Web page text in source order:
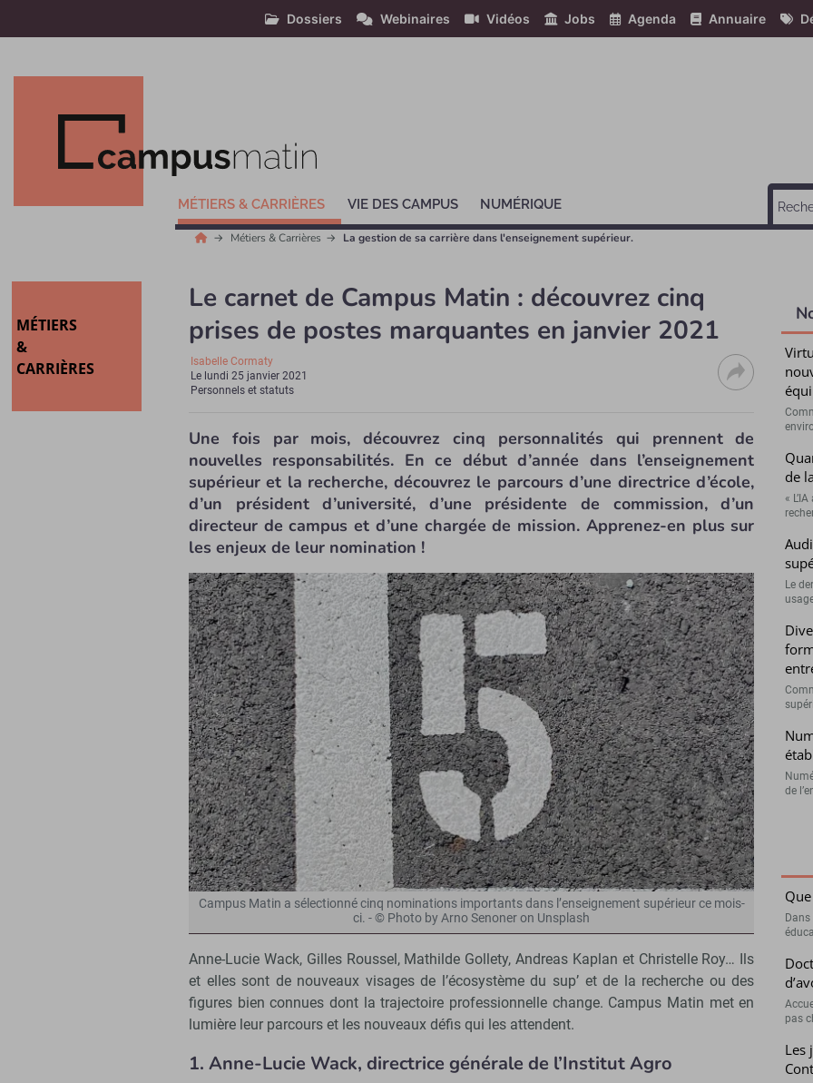
Dossiers Webinaires Vidéos Jobs Agenda Annuaire
MÉTIERS & CARRIÈRES VIE DES CAMPUS NUMÉRIQUE
Métiers & Carrières La gestion de sa carrière dans l'enseignement supérieur.
MÉTIERS
&
CARRIÈRES
Le carnet de Campus Matin : découvrez cinq
prises de postes marquantes en janvier 2021
Isabelle Cormaty
Le lundi 25 janvier 2021
Personnels et statuts
Une fois par mois, découvrez cinq personnalités qui prennent de
nouvelles responsabilités. En ce début d’année dans l’enseignement
supérieur et la recherche, découvrez le parcours d’une directrice d’école,
d’un président d’université, d’une présidente de commission, d’un
directeur de campus et d’une chargée de mission. Apprenez-en plus sur
les enjeux de leur nomination !
Campus Matin a sélectionné cinq nominations importants dans l’enseignement supérieur ce mois-
ci. - © Photo by Arno Senoner on Unsplash
Anne-Lucie Wack, Gilles Roussel, Mathilde Gollety, Andreas Kaplan et Christelle Roy… Ils
et elles sont de nouveaux visages de l’écosystème du sup’ et de la recherche ou des
figures bien connues dont la trajectoire professionnelle change. Campus Matin met en
lumière leur parcours et les nouveaux défis qui les attendent.
1. Anne-Lucie Wack, directrice générale de l’Institut Agro
de
«
Le
de
pas
Les